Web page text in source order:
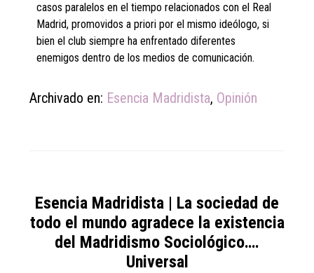
casos paralelos en el tiempo relacionados con el Real
Madrid, promovidos a priori por el mismo ideólogo, si
bien el club siempre ha enfrentado diferentes
enemigos dentro de los medios de comunicación.
Archivado en: Esencia Madridista, Opinión
Esencia Madridista | La sociedad de
todo el mundo agradece la existencia
del Madridismo Sociológico….
Universal